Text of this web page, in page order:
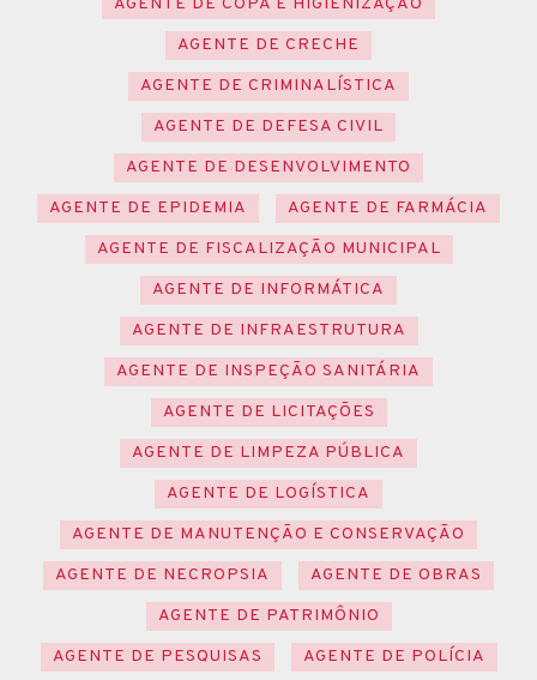
AGENTE DE CRECHE
AGENTE DE CRIMINALÍSTICA
AGENTE DE DEFESA CIVIL
AGENTE DE DESENVOLVIMENTO
AGENTE DE EPIDEMIA
AGENTE DE FARMÁCIA
AGENTE DE FISCALIZAÇÃO MUNICIPAL
AGENTE DE INFORMÁTICA
AGENTE DE INFRAESTRUTURA
AGENTE DE INSPEÇÃO SANITÁRIA
AGENTE DE LICITAÇÕES
AGENTE DE LIMPEZA PÚBLICA
AGENTE DE LOGÍSTICA
AGENTE DE MANUTENÇÃO E CONSERVAÇÃO
AGENTE DE NECROPSIA
AGENTE DE OBRAS
AGENTE DE PATRIMÔNIO
AGENTE DE PESQUISAS
AGENTE DE POLÍCIA